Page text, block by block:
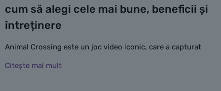
cum să alegi cele mai bune, beneficii și
întreținere
Animal Crossing este un joc video iconic, care a capturat